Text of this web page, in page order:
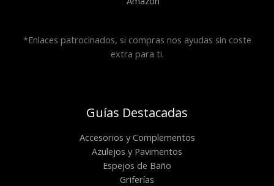
*Enlaces patrocinados, si compras nos ayudas sin coste
extra para ti.
Guías Destacadas
Accesorios y Complementos
Azulejos y Pavimentos
Espejos de Baño
Griferías